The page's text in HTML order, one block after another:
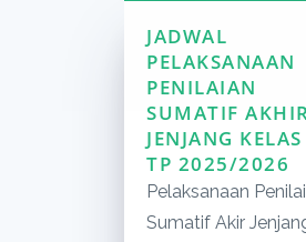
JADWAL
PELAKSANAAN
PENILAIAN
SUMATIF
JENJANG
TP 2025/2026
Pelaksanaan
Sumatif Akir